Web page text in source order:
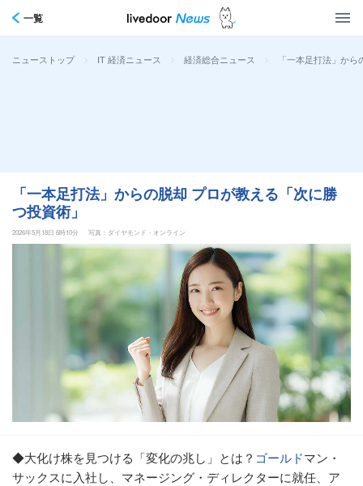
一覧
ニューストップ > IT 経済ニュース > 経済総合ニュース > 「一本足打法」か
「一本足打法」からの脱却 プロが教える「次に勝
つ投資術」
2026年5月18日 6時10分 写真：ダイヤモンド・オンライン
◆大化け株を見つける「変化の兆し」とは？ ゴールドマン・
サックスに入社し、マネージング・ディレクターに就任、ア